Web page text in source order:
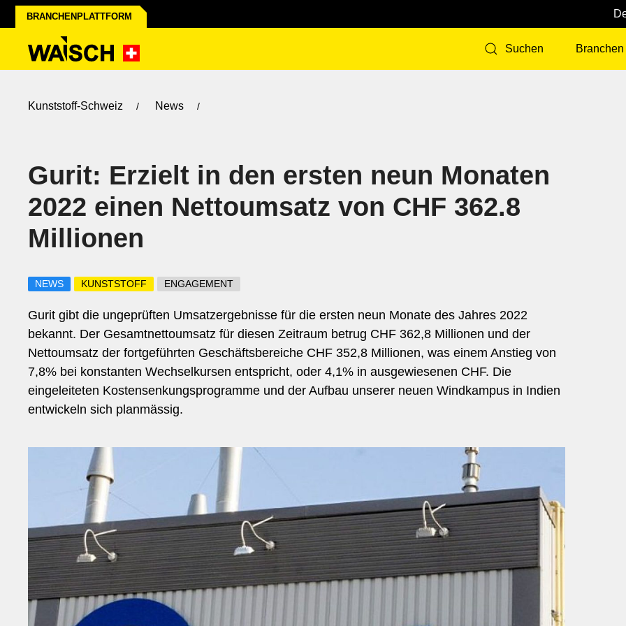
BRANCHENPLATTFORM
Suchen Branchen
W
e
i
t
e
r
e
B
r
a
n
c
h
e
n
Beauty & Gesundheit
Bildung & Coaching
Chemie & Pharma
Design & Medien
Facility Management
Ferien & Reisen
Finanzen & Versicherungen
Gastronomie
Immobilien
Kunststoff-Schweiz News
Gurit: Erzielt in den ersten neun Monaten
2022 einen Nettoumsatz von CHF 362.8
Millionen
NEWS KUNSTSTOFF ENGAGEMENT
Gurit gibt die ungeprüften Umsatzergebnisse für die ersten neun Monate des Jahres 2022
bekannt. Der Gesamtnettoumsatz für diesen Zeitraum betrug CHF 362,8 Millionen und der
Nettoumsatz der fortgeführten Geschäftsbereiche CHF 352,8 Millionen, was einem Anstieg von
7,8% bei konstanten Wechselkursen entspricht, oder 4,1% in ausgewiesenen CHF. Die
eingeleiteten Kostensenkungsprogramme und der Aufbau unserer neuen Windkampus in Indien
entwickeln sich planmässig.